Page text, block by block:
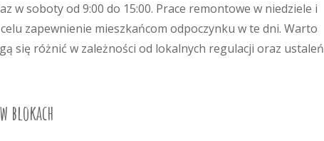
w soboty od 9:00 do 15:00. Prace remontowe w niedziele i
zapewnienie mieszkańcom odpoczynku w te dni. Warto
się różnić w zależności od lokalnych regulacji oraz ustaleń
blokach